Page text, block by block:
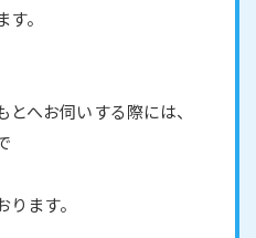
。
へお伺いする際には、
ます。